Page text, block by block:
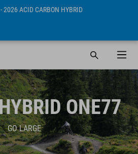
- 2026 ACID CARBON HYBRID
ONE77
GO LARGE